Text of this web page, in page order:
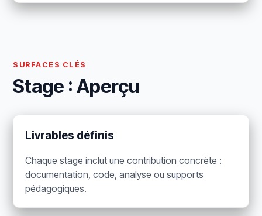
SURFACES CLÉS
Stage : Aperçu
Livrables définis
Chaque stage inclut une contribution concrète :
documentation, code, analyse ou supports
pédagogiques.